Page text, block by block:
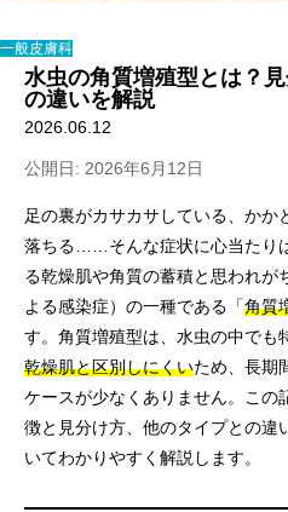
一般皮膚科
水虫の角質増殖型とは？
の違いを解説
2026.06.12
公開日: 2026年6月12日
足の裏がカサカサしている、か
落ちる……そんな症状に心当たり
る乾燥肌や角質の蓄積と思われが
よる感染症）の一種である「角質
す。角質増殖型は、水虫の中でも
乾燥肌と区別しにくいため、長期
ケースが少なくありません。この
徴と見分け方、他のタイプとの違
いてわかりやすく解説します。